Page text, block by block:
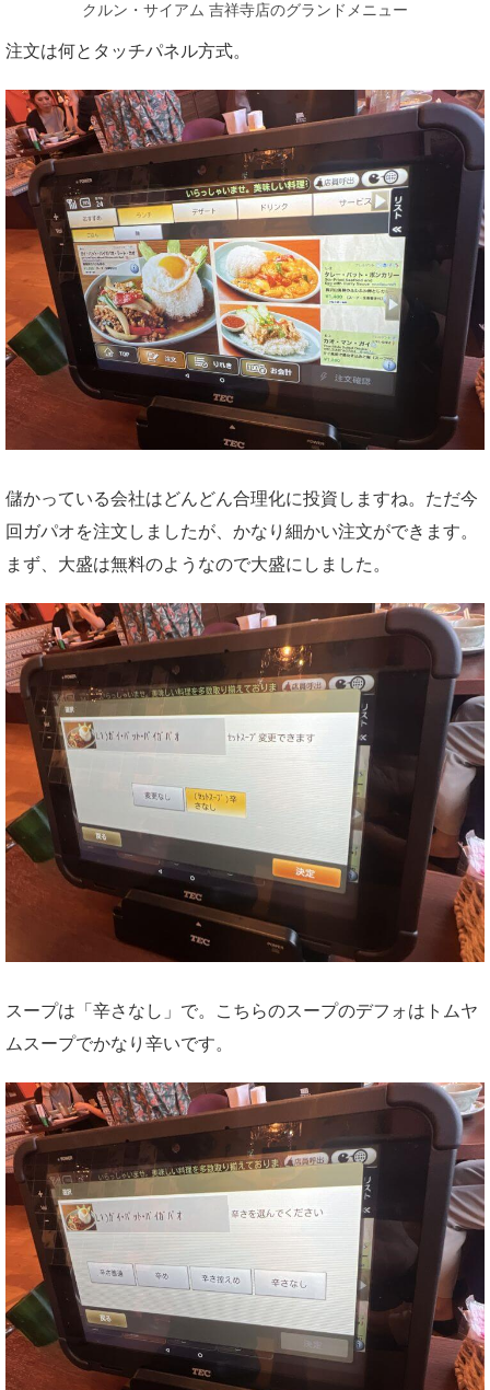
クルン・サイアム 吉祥寺店のグランドメニュー
注文は何とタッチパネル方式。
儲かっている会社はどんどん合理化に投資しますね。ただ今
回ガパオを注文しましたが、かなり細かい注文ができます。
まず、大盛は無料のようなので大盛にしました。
スープは「辛さなし」で。こちらのスープのデフォはトムヤ
ムスープでかなり辛いです。